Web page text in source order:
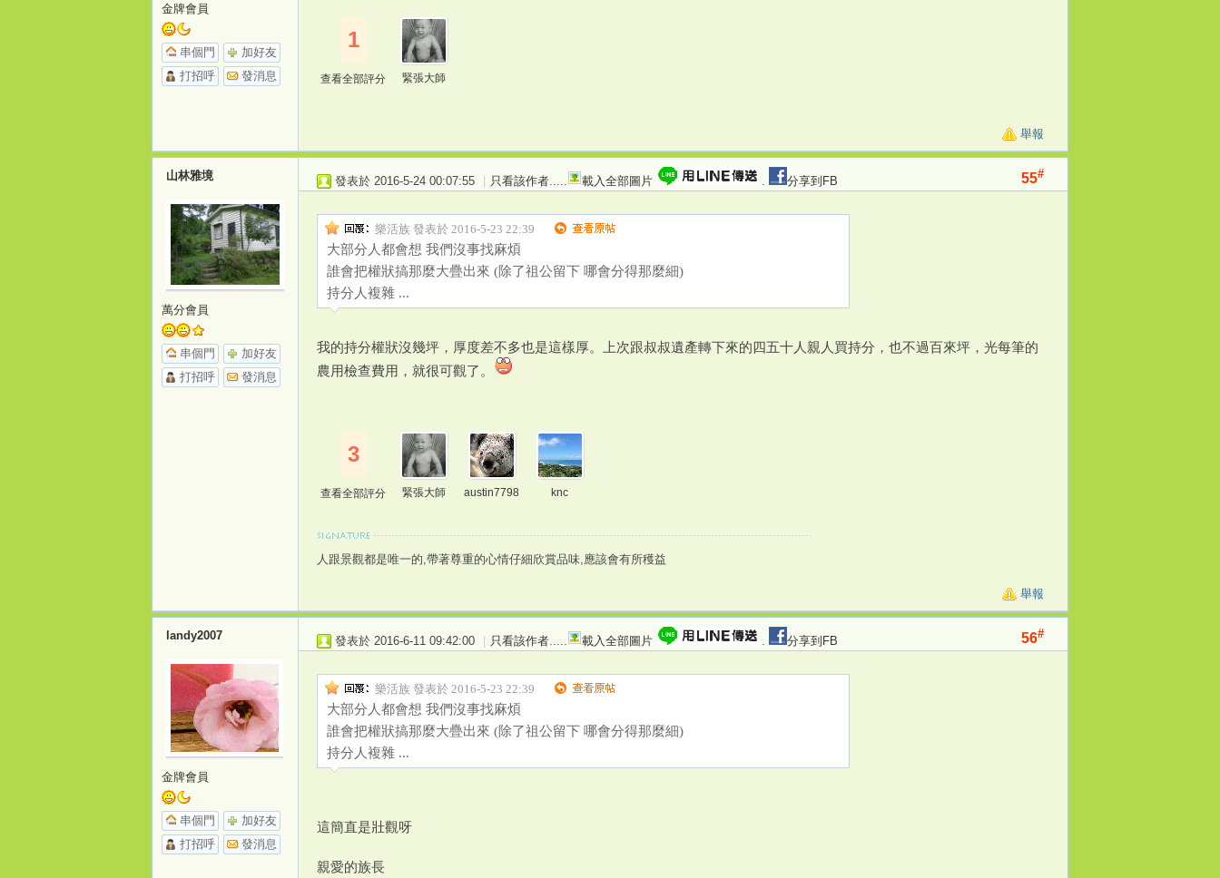
金牌會員
串個門
加好友
打招呼
發消息
1
查看全部評分 緊張大師
舉報
山林雅境
萬分會員
串個門
加好友
打招呼
發消息
55#
發表於 2016-5-24 00:07:55 | 只看該作者 載入全部圖片 分享到FB
樂活族 發表於 2016-5-23 22:39
大部分人都會想 我們沒事找麻煩
誰會把權狀搞那麼大疊出來 (除了祖公留下 哪會分得那麼細)
持分人複雜 ...
我的持分權狀沒幾坪，厚度差不多也是這樣厚。上次跟叔叔遺產轉下來的四五十人親人買持分，也不過百來坪，光每筆的
農用檢查費用，就很可觀了。
3
查看全部評分 緊張大師 austin7798 knc
人跟景觀都是唯一的,帶著尊重的心情仔細欣賞品味,應該會有所穫益
舉報
landy2007
金牌會員
串個門
加好友
打招呼
發消息
56#
發表於 2016-6-11 09:42:00 | 只看該作者 載入全部圖片 分享到FB
樂活族 發表於 2016-5-23 22:39
大部分人都會想 我們沒事找麻煩
誰會把權狀搞那麼大疊出來 (除了祖公留下 哪會分得那麼細)
持分人複雜 ...
這簡直是壯觀呀
親愛的族長